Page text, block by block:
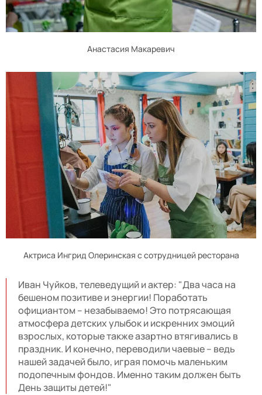
Анастасия Макаревич
Актриса Ингрид Олеринская с сотрудницей ресторана
Иван Чуйков, телеведущий и актер: "Два часа на
бешеном позитиве и энергии! Поработать
официантом – незабываемо! Это потрясающая
атмосфера детских улыбок и искренних эмоций
взрослых, которые также азартно втягивались в
праздник. И конечно, переводили чаевые – ведь
нашей задачей было, играя помочь маленьким
подопечным фондов. Именно таким должен быть
День защиты детей!"